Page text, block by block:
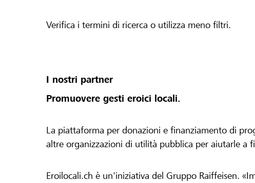
Verifica i termini di ricerca o utilizza meno filtri.
I nostri partner
Promuovere gesti eroici locali.
La piattaforma per donazioni e finanziamento di
altre organizzazioni di utilità pubblica per aiutarle a
Eroilocali.ch è un'iniziativa del Gruppo Raiffeisen.